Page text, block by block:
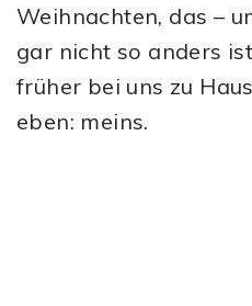
Weihnachten, das –
gar nicht so anders
früher bei uns zu
eben: meins.